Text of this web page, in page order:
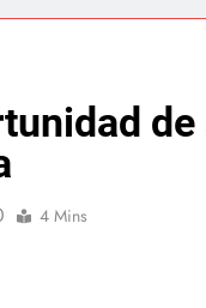
4 Mins